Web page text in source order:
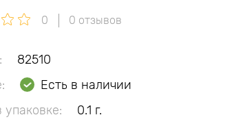
0 0 отзывов
82510
Есть в наличии
0.1 г.